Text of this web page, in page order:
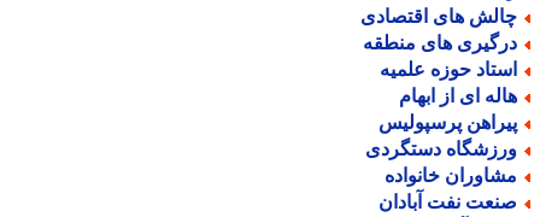
های اقتصادی
های منطقه
حوزه علمیه
ای از ابهام
پرسپولیس
دستگردی
خانواده
نفت آبادان